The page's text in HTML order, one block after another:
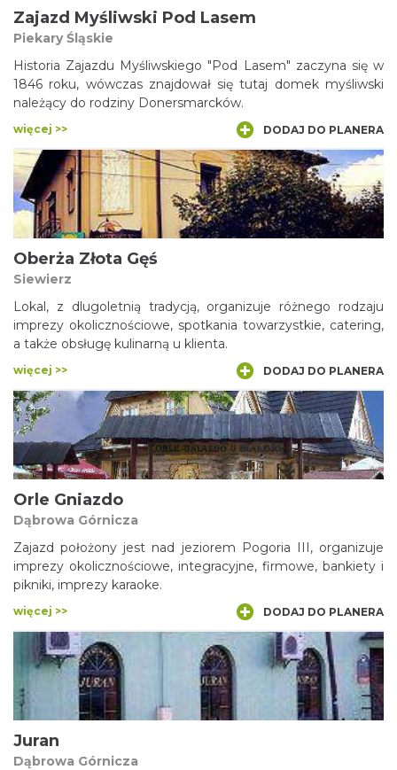
Zajazd Myśliwski Pod Lasem
Piekary Śląskie
Historia Zajazdu Myśliwskiego "Pod Lasem" zaczyna się w
1846 roku, wówczas znajdował się tutaj domek myśliwski
należący do rodziny Donersmarcków.
więcej >> DODAJ DO PLANERA
Oberża Złota Gęś
Siewierz
Lokal, z dlugoletnią tradycją, organizuje różnego rodzaju
imprezy okolicznościowe, spotkania towarzystkie, catering,
a także obsługę kulinarną u klienta.
więcej >> DODAJ DO PLANERA
Orle Gniazdo
Dąbrowa Górnicza
Zajazd położony jest nad jeziorem Pogoria III, organizuje
imprezy okolicznościowe, integracyjne, firmowe, bankiety i
pikniki, imprezy karaoke.
więcej >> DODAJ DO PLANERA
Juran
Dąbrowa Górnicza